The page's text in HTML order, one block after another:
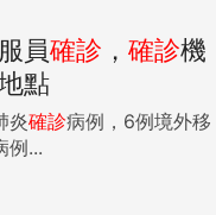
員確診 ， 確診機
點
炎確診病例，6例境外移
例...